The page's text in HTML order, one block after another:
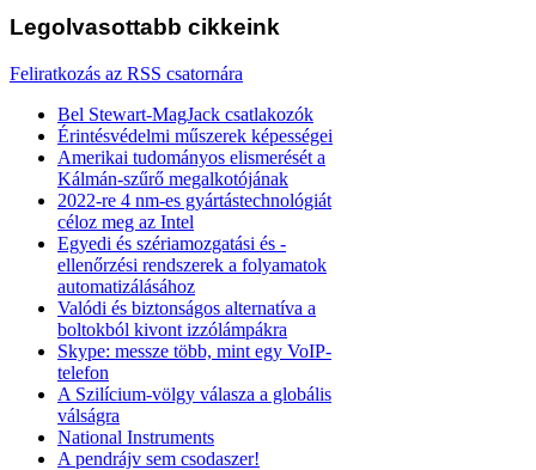
Legolvasottabb cikkeink
Feliratkozás az RSS csatornára
Bel Stewart-MagJack csatlakozók
Érintésvédelmi műszerek képességei
Amerikai tudományos elismerését a
Kálmán-szűrő megalkotójának
2022-re 4 nm-es gyártástechnológiát
céloz meg az Intel
Egyedi és szériamozgatási és -
ellenőrzési rendszerek a folyamatok
automatizálásához
Valódi és biztonságos alternatíva a
boltokból kivont izzólámpákra
Skype: messze több, mint egy VoIP-
telefon
A Szilícium-völgy válasza a globális
válságra
National Instruments
A pendrájv sem csodaszer!